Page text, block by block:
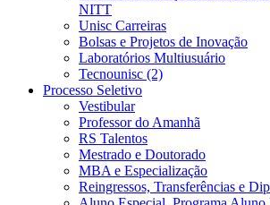
NITT
Unisc Carreiras
Bolsas e Projetos de Inovação
Laboratórios Multiusuário
Tecnounisc (2)
Processo Seletivo
Vestibular
Professor do Amanhã
RS Talentos
Mestrado e Doutorado
MBA e Especialização
Reingressos, Transferências e